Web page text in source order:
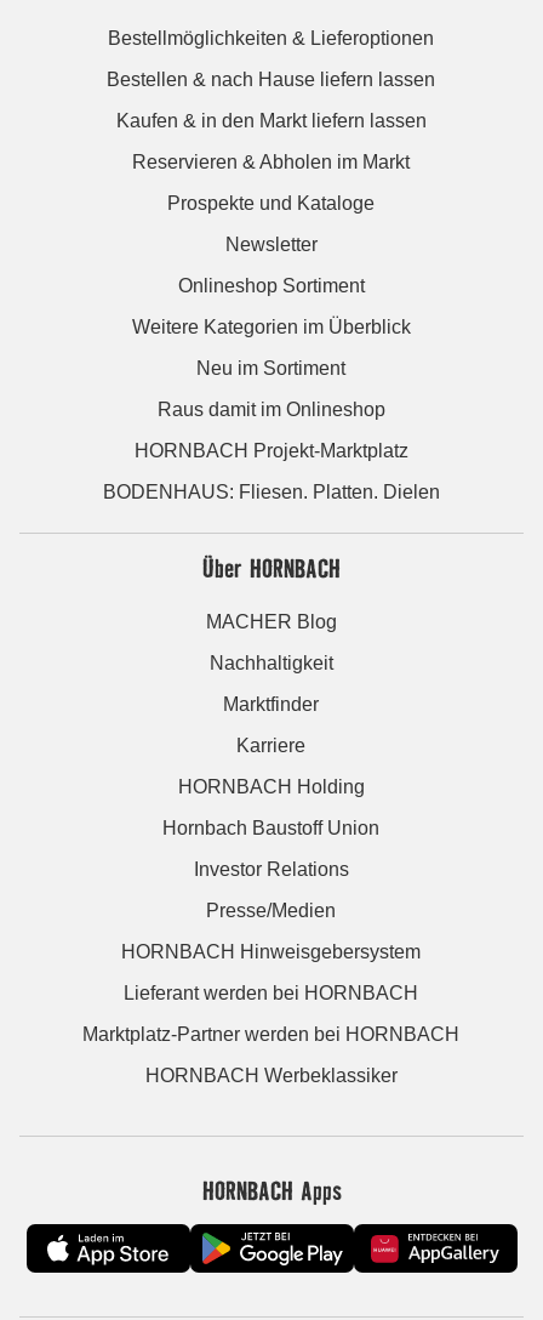
Bestellmöglichkeiten & Lieferoptionen
Bestellen & nach Hause liefern lassen
Kaufen & in den Markt liefern lassen
Reservieren & Abholen im Markt
Prospekte und Kataloge
Newsletter
Onlineshop Sortiment
Weitere Kategorien im Überblick
Neu im Sortiment
Raus damit im Onlineshop
HORNBACH Projekt-Marktplatz
BODENHAUS: Fliesen. Platten. Dielen
Über HORNBACH
MACHER Blog
Nachhaltigkeit
Marktfinder
Karriere
HORNBACH Holding
Hornbach Baustoff Union
Investor Relations
Presse/Medien
HORNBACH Hinweisgebersystem
Lieferant werden bei HORNBACH
Marktplatz-Partner werden bei HORNBACH
HORNBACH Werbeklassiker
HORNBACH Apps